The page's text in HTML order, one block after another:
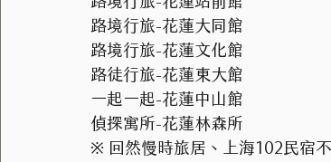
路境行旅-花蓮大同館
路境行旅-花蓮文化館
路徒行旅-花蓮東大館
一起一起-花蓮中山館
偵探寓所-花蓮林森所
※ 回然慢時旅居、上海102民宿